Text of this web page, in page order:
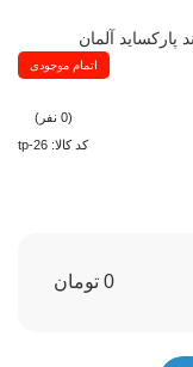
اتمام موجودی
(0 نفر)
کد کالا: tp-26
0 تومان